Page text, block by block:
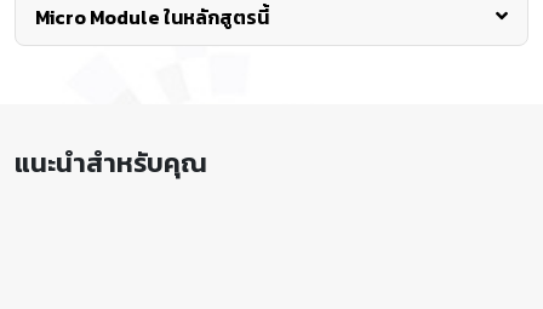
Micro Module ในหลักสูตรนี้
แนะนำสำหรับคุณ